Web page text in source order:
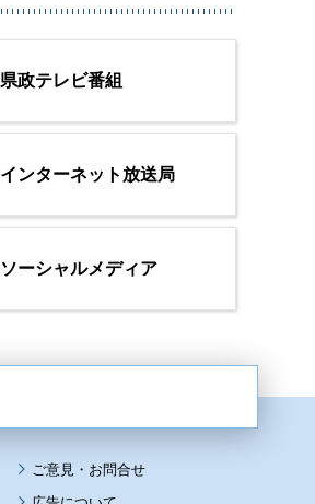
県政テレビ番組
インターネット放送局
ソーシャルメディア